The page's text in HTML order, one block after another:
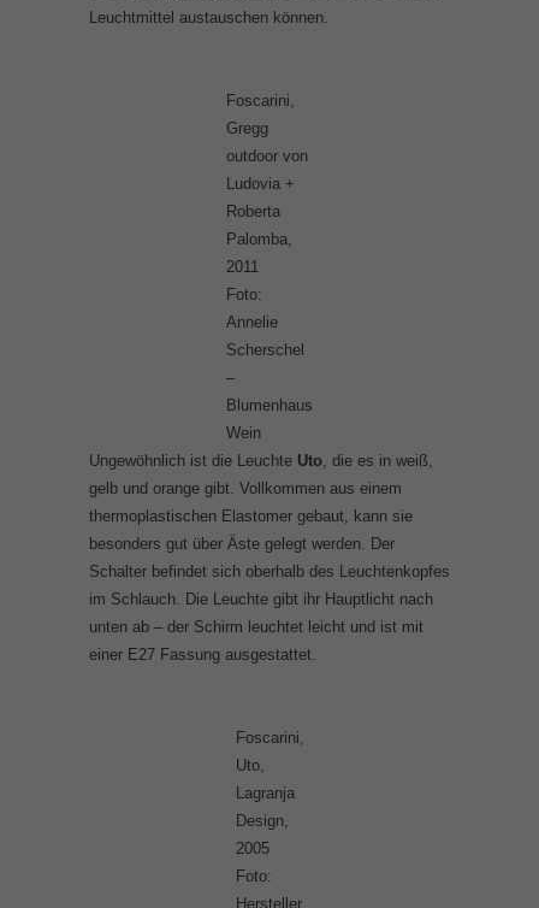
Leuchtmittel austauschen können.
Foscarini,
Gregg
outdoor von
Ludovia +
Roberta
Palomba,
2011
Foto:
Annelie
Scherschel
–
Blumenhaus
Wein
Ungewöhnlich ist die Leuchte Uto , die es in weiß,
gelb und orange gibt. Vollkommen aus einem
thermoplastischen Elastomer gebaut, kann sie
besonders gut über Äste gelegt werden. Der
Schalter befindet sich oberhalb des Leuchtenkopfes
im Schlauch. Die Leuchte gibt ihr Hauptlicht nach
unten ab – der Schirm leuchtet leicht und ist mit
einer E27 Fassung ausgestattet.
Foscarini,
Uto,
Lagranja
Design,
2005
Foto:
Hersteller